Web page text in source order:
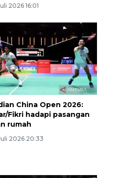
2026 16:01
China Open 2026:
Fikri hadapi pasangan
rumah
2026 20:33
harga beras